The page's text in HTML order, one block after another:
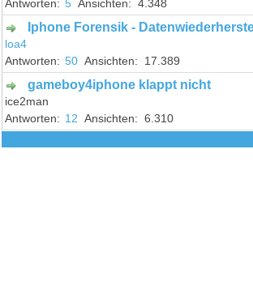
5
4.348
Iphone Forensik -
loa4
50
17.389
gameboy4iphone klappt nicht
ice2man
12
6.310